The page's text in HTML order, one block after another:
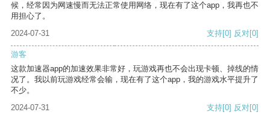
候，经常因为网速慢而无法正常使用网络，现在有了这个app，我再也不
用担心了。
2024-07-31
支持[0] 反对[0]
游客
这款加速器app的加速效果非常好，玩游戏再也不会出现卡顿、掉线的情
况了。我以前玩游戏经常会输，现在有了这个app，我的游戏水平提升了
不少。
2024-07-31
支持[0] 反对[0]